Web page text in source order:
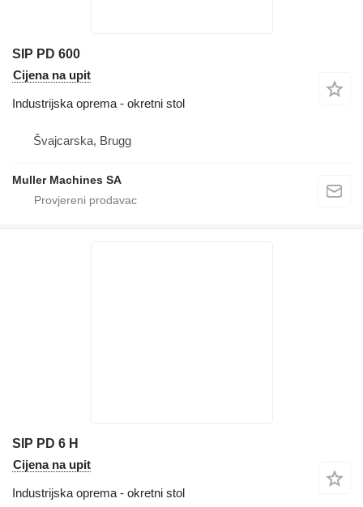
SIP PD 600
Cijena na upit
Industrijska oprema - okretni stol
Švајcarska, Brugg
Muller Machines SA
SIP PD 6 H
Cijena na upit
Industrijska oprema - okretni stol